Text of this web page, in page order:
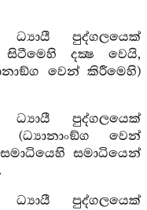
පුද්ගලයෙක්
දක්‍ෂ වෙයි,
වෙන් කිරීමෙහි)
පුද්ගලයෙක්
(ධ්‍යානාංඞ්ග වෙන්
සමාධියෙන්
පුද්ගලයෙක්